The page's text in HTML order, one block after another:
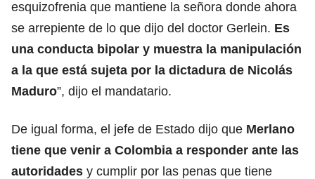
esquizofrenia que mantiene la señora donde ahora
se arrepiente de lo que dijo del doctor Gerlein. Es
una conducta bipolar y muestra la manipulación
a la que está sujeta por la dictadura de Nicolás
Maduro”, dijo el mandatario.
De igual forma, el jefe de Estado dijo que Merlano
tiene que venir a Colombia a responder ante las
autoridades y cumplir por las penas que tiene